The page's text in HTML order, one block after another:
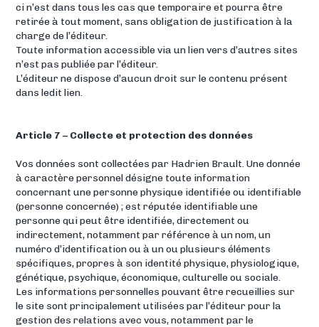
ci n’est dans tous les cas que temporaire et pourra être
retirée à tout moment, sans obligation de justification à la
charge de l’éditeur.
Toute information accessible via un lien vers d’autres sites
n’est pas publiée par l’éditeur.
L’éditeur ne dispose d’aucun droit sur le contenu présent
dans ledit lien.
Article 7 – Collecte et protection des données
Vos données sont collectées par Hadrien Brault. Une donnée
à caractère personnel désigne toute information
concernant une personne physique identifiée ou identifiable
(personne concernée) ; est réputée identifiable une
personne qui peut être identifiée, directement ou
indirectement, notamment par référence à un nom, un
numéro d’identification ou à un ou plusieurs éléments
spécifiques, propres à son identité physique, physiologique,
génétique, psychique, économique, culturelle ou sociale.
Les informations personnelles pouvant être recueillies sur
le site sont principalement utilisées par l’éditeur pour la
gestion des relations avec vous, notamment par le